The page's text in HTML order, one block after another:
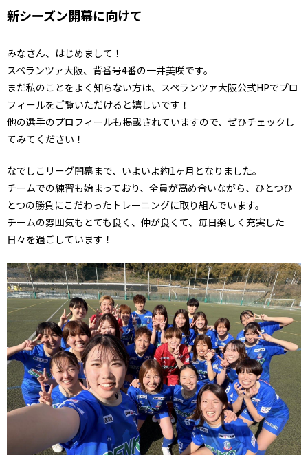
新シーズン開幕に向けて
みなさん、はじめまして！
スペランツァ大阪、背番号4番の一井美咲です。
まだ私のことをよく知らない方は、スペランツァ大阪公式HPでプロ
フィールをご覧いただけると嬉しいです！
他の選手のプロフィールも掲載されていますので、ぜひチェックし
てみてください！
なでしこリーグ開幕まで、いよいよ約1ヶ月となりました。
チームでの練習も始まっており、全員が高め合いながら、ひとつひ
とつの勝負にこだわったトレーニングに取り組んでいます。
チームの雰囲気もとても良く、仲が良くて、毎日楽しく充実した
日々を過ごしています！